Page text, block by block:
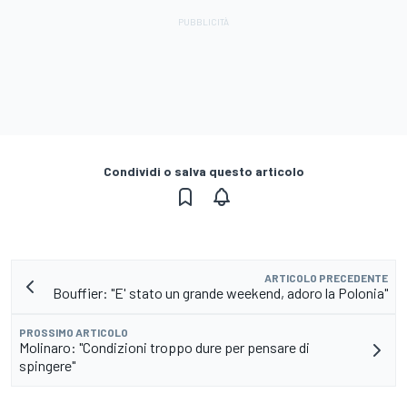
Condividi o salva questo articolo
ARTICOLO PRECEDENTE
Bouffier: "E' stato un grande weekend, adoro la Polonia"
PROSSIMO ARTICOLO
Molinaro: "Condizioni troppo dure per pensare di
spingere"